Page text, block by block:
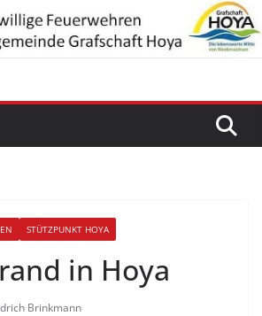
STÜTZPUNKT HOYA
in Hoya
Brinkmann